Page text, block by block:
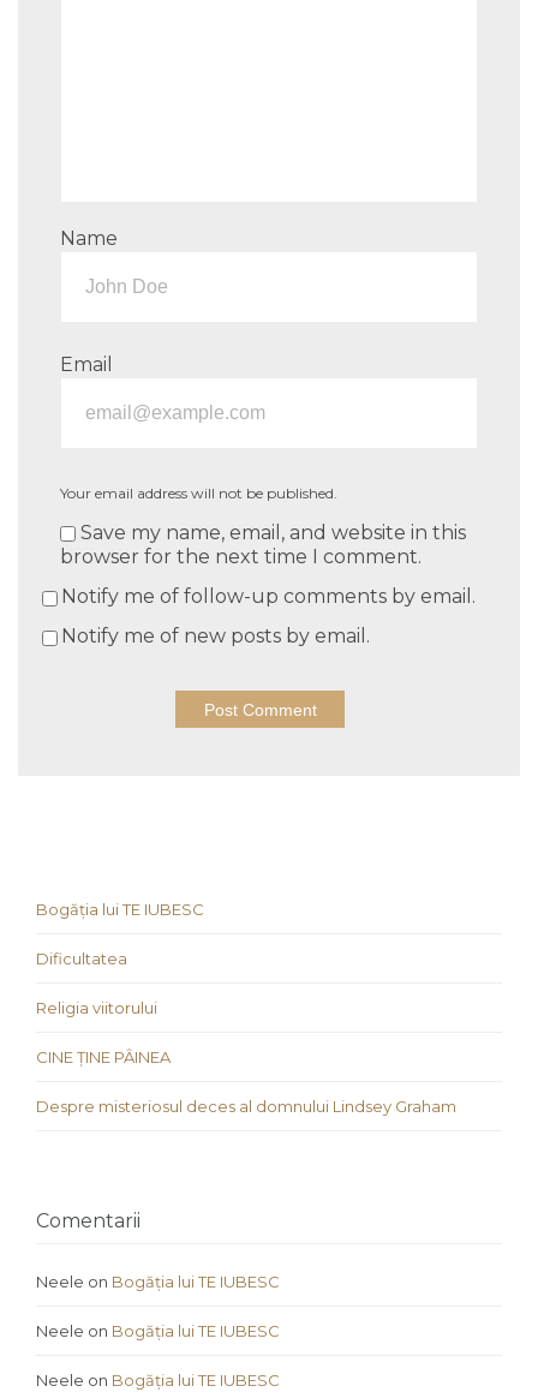
Name
Email
Your email address will not be published.
Save my name, email, and website in this
browser for the next time I comment.
Notify me of follow-up comments by email.
Notify me of new posts by email.
Bogăția lui TE IUBESC
Dificultatea
Religia viitorului
CINE ȚINE PÂINEA
Despre misteriosul deces al domnului Lindsey Graham
Comentarii
Neele on Bogăția lui TE IUBESC
Neele on Bogăția lui TE IUBESC
Neele on Bogăția lui TE IUBESC